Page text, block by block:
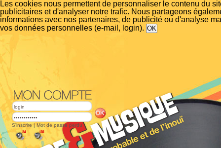
Les cookies nous permettent de personnaliser le contenu du
publicitaires et d'analyser notre trafic. Nous partageons
informations avec nos partenaires, de publicité ou d'analyse
vos données personnelles (e-mail, login).
S'inscrire | Mot de passe perdu